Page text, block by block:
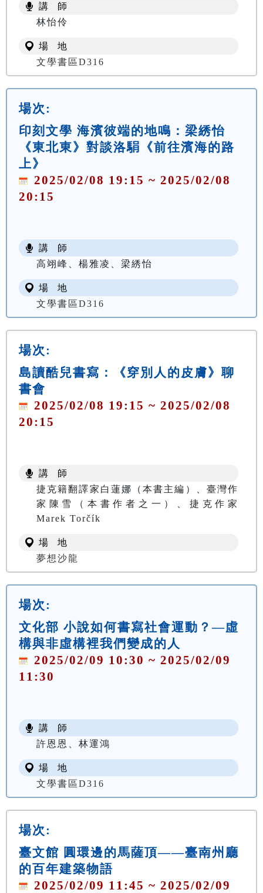
講 師
林怡伶
場 地
文學書區D316
場次:
印刻文學 海濱彼端的地鳴：梁綉怡
《東北東》對談洛駽《前往濱海的路
上》
2025/02/08 19:15 ~ 2025/02/08
20:15
講 師
高翊峰、楊雅凌、梁綉怡
場 地
文學書區D316
場次:
島讀酷兒書寫：《穿別人的皮膚》聊
書會
2025/02/08 19:15 ~ 2025/02/08
20:15
講 師
捷克籍翻譯家白蓮娜（本書主編）、臺灣作
家陳雪（本書作者之一）、捷克作家
Marek Torčík
場 地
夢想沙龍
場次:
文化部 小說如何書寫社會運動？—虛
構與非虛構裡我們變成的人
2025/02/09 10:30 ~ 2025/02/09
11:30
講 師
許恩恩、林運鴻
場 地
文學書區D316
場次:
臺文館 圓環邊的馬薩頂——臺南州廳
的百年建築物語
2025/02/09 11:45 ~ 2025/02/09